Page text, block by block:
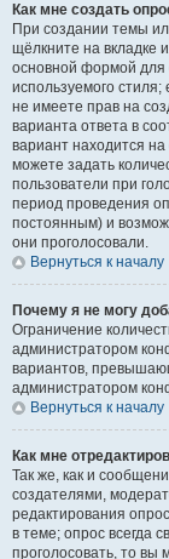
Как мне создать
При создании темы
щёлкните на вкладке
основной формой для
используемого
не имеете прав на
варианта ответа в
вариант находится на
можете задать
пользователи при
период проведения
постоянным) и
они проголосовали.
Вернуться к началу
Почему я не могу
Ограничение
администратором
вариантов,
администратором
Вернуться к началу
Как мне
Так же, как и
создателями,
редактирования
в теме; опрос всегда
проголосовать, то вы